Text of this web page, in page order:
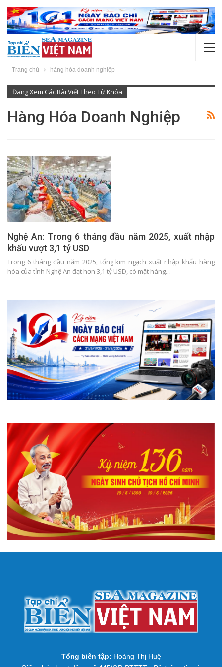
Trang chủ hàng hóa doanh nghiệp
Đang Xem Các Bài Viết Theo Từ Khóa
Hàng Hóa Doanh Nghiệp
Nghệ An: Trong 6 tháng đầu năm 2025, xuất nhập
khẩu vượt 3,1 tỷ USD
Trong 6 tháng đầu năm 2025, tổng kim ngạch xuất nhập khẩu hàng
hóa của tỉnh Nghệ An đạt hơn 3,1 tỷ USD, có mặt hàng…
Tổng biên tập: Hoàng Thị Huệ